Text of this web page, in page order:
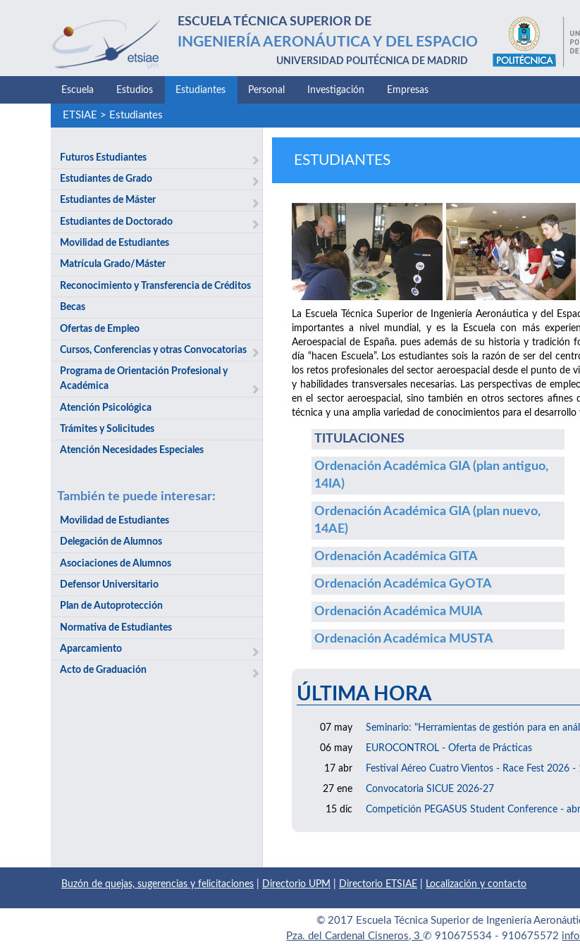
ESCUELA TÉCNICA SUPERIOR DE
INGENIERÍA AERONÁUTICA Y DEL ESPACIO
UNIVERSIDAD POLITÉCNICA DE MADRID
Escuela Estudios Estudiantes Personal Investigación Empresas
ETSIAE > Estudiantes
Futuros Estudiantes
Estudiantes de Grado
Estudiantes de Máster
Estudiantes de Doctorado
Movilidad de Estudiantes
Matrícula Grado/Máster
Reconocimiento y Transferencia de Créditos
Becas
Ofertas de Empleo
Cursos, Conferencias y otras Convocatorias
Programa de Orientación Profesional y
Académica
Atención Psicológica
Trámites y Solicitudes
Atención Necesidades Especiales
También te puede interesar:
Movilidad de Estudiantes
Delegación de Alumnos
Asociaciones de Alumnos
Defensor Universitario
Plan de Autoprotección
Normativa de Estudiantes
Aparcamiento
Acto de Graduación
ESTUDIANTES
La Escuela Técnica Superior de Ingeniería Aeronáutica y del
importantes a nivel mundial, y es la Escuela con más
Aeroespacial de España. pues además de su historia y
día “hacen Escuela”. Los estudiantes sois la razón de ser del
los retos profesionales del sector aeroespacial desde el punto
y habilidades transversales necesarias. Las perspectivas de
en el sector aeroespacial, sino también en otros sectores
técnica y una amplia variedad de conocimientos para el
TITULACIONES
Ordenación Académica GIA (plan antiguo,
14IA)
Ordenación Académica GIA (plan nuevo,
14AE)
Ordenación Académica GITA
Ordenación Académica GyOTA
Ordenación Académica MUIA
Ordenación Académica MUSTA
ÚLTIMA HORA
07 may Seminario: "Herramientas de gestión para en
06 may EUROCONTROL - Oferta de Prácticas
17 abr Festival Aéreo Cuatro Vientos - Race Fest 2026 -
27 ene Convocatoria SICUE 2026-27
15 dic Competición PEGASUS Student Conference -
Buzón de quejas, sugerencias y felicitaciones Directorio UPM Directorio ETSIAE Localización y contacto
© 2017 Escuela Técnica Superior de Ingeniería
Pza. del Cardenal Cisneros, 3✆ 910675534 - 910675572